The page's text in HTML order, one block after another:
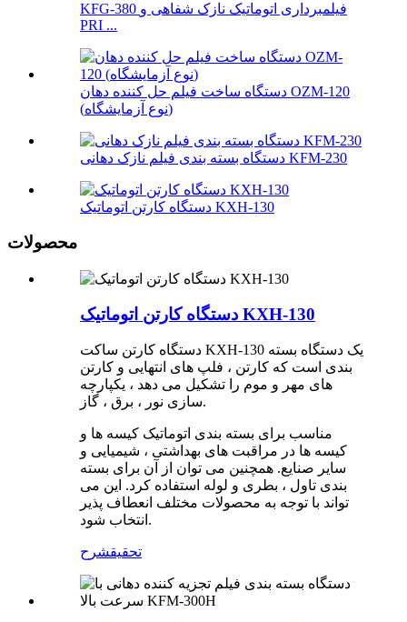
KFG-380 فیلمبرداری اتوماتیک نازک شفاهی و
PRI ...
دستگاه ساخت فیلم حل کننده دهان OZM-120
(نوع آزمایشگاه)
دستگاه بسته بندی فیلم نازک دهانی KFM-230
دستگاه کارتن اتوماتیک KXH-130
محصولات
دستگاه کارتن اتوماتیک KXH-130
دستگاه کارتن ساکت KXH-130 یک دستگاه بسته
بندی است که کارتن ، فلپ های انتهایی و کارتن
های مهر و موم را تشکیل می دهد ، یکپارچه
سازی نور ، برق ، گاز.
مناسب برای بسته بندی اتوماتیک کیسه ها و
کیسه ها در مراقبت های بهداشتی ، شیمیایی و
سایر صنایع. همچنین می توان از آن برای بسته
بندی تاول ، بطری و لوله استفاده کرد. این می
تواند با توجه به محصولات مختلف انعطاف پذیر
انتخاب شود.
تحقیقشرح